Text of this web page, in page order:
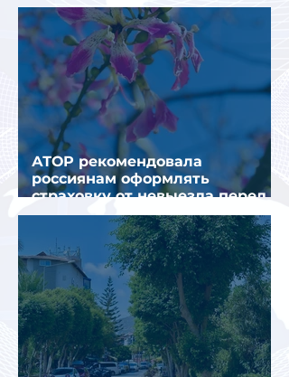
получения виз в Грецию
АТОР рекомендовала
россиянам оформлять
страховку от невыезда перед
поездкой в Грецию